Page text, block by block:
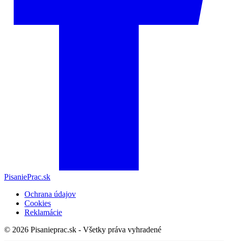
PisaniePrac.sk
Ochrana údajov
Cookies
Reklamácie
© 2026 Pisanieprac.sk - Všetky práva vyhradené